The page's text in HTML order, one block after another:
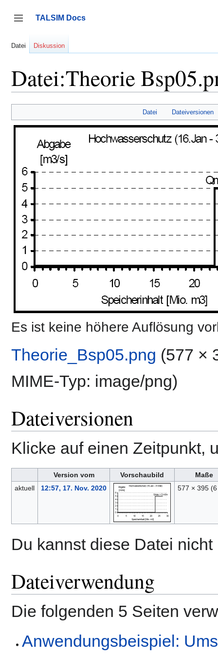
springen
Seitenleiste umschalten
TALSIM Docs
Datei Diskussion
Datei:Theorie
Datei Dateiversionen
Es ist keine höhere Auflösung
Theorie_Bsp05.png (577 ×
MIME-Typ: image/png)
Dateiversionen
Klicke auf einen Zeitpunkt,
Version vom Vorschaubild
Maße
aktuell
12:57, 17. Nov. 2020 577 × 395 (6
Du kannst diese Datei
Dateiverwendung
Die folgenden 5 Seiten
Anwendungsbeispiel: